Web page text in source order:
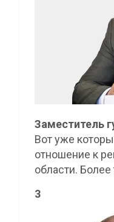
Заместитель
Вот уже
отношение к
области.
3